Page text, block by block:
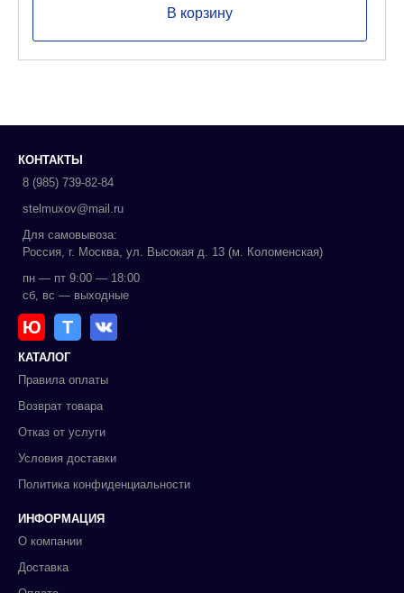
В корзину
КОНТАКТЫ
8 (985) 739-82-84
stelmuxov@mail.ru
Для самовывоза:
Россия, г. Москва, ул. Высокая д. 13 (м. Коломенская)
пн — пт 9:00 — 18:00
сб, вс — выходные
Ю Т
КАТАЛОГ
Правила оплаты
Возврат товара
Отказ от услуги
Условия доставки
Политика конфиденциальности
ИНФОРМАЦИЯ
О компании
Доставка